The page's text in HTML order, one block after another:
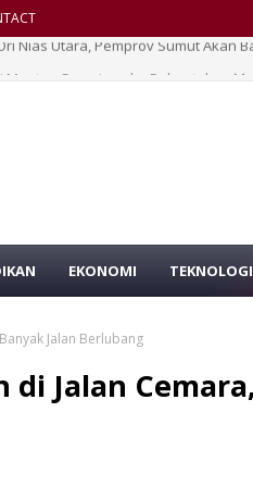
Suaminya ke Polrestabes
EKONOMI TEKNOLOGI
Jalan Berlubang
di Jalan